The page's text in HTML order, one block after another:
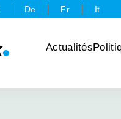
De Fr It
Actualités